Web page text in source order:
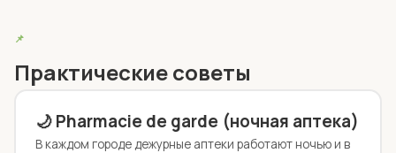
📌
Практические советы
🌙 Pharmacie de garde (ночная аптека)
В каждом городе дежурные аптеки работают ночью и в